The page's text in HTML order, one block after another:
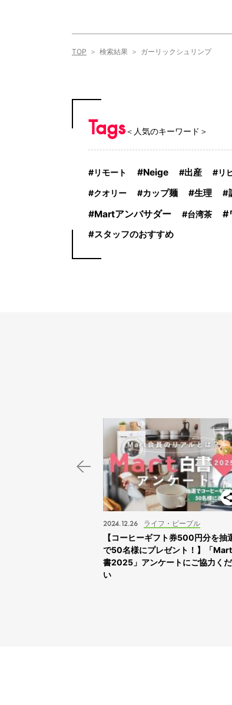
TOP 検索結果 ガーリックシュリンプ
Tags＜人気のキーワード＞
リモート Neige 出産 リ
クオリー カップ麺 生理
Martアンバサダー 台湾茶
スタッフのおすすめ
ライフ・ピープル
2024.12.26
【コーヒーギフト券500円分を抽
で50名様にプレゼント！】「
書2025」アンケートにご協力く
い